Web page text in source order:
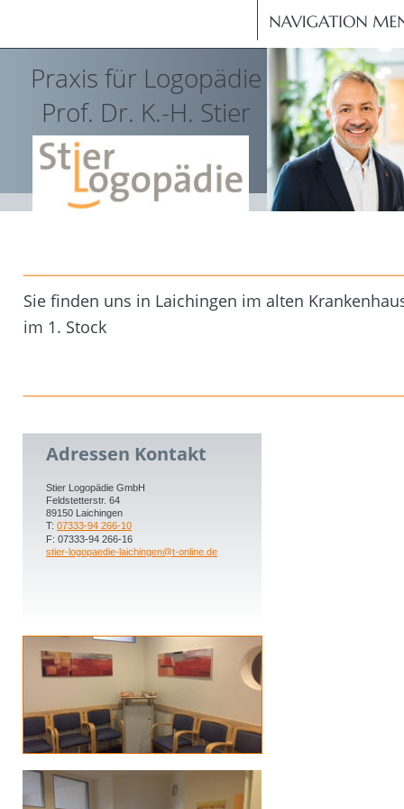
Sie finden uns in Laichingen im alten
im 1. Stock
Praxis für Logopädie
Prof. Dr. K.-H. Stier
Adressen Kontakt
Stier Logopädie GmbH
Feldstetterstr. 64
89150 Laichingen
T: 07333-94 266-10
F: 07333-94 266-16
stier-logopaedie-laichingen@t-online.de